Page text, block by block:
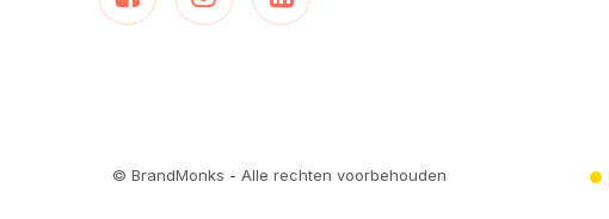
© BrandMonks - Alle rechten voorbehouden •